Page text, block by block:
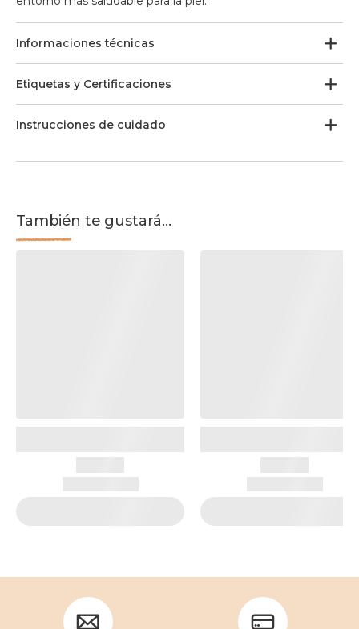
Informaciones técnicas
Etiquetas y Certificaciones
Instrucciones de cuidado
También te gustará...